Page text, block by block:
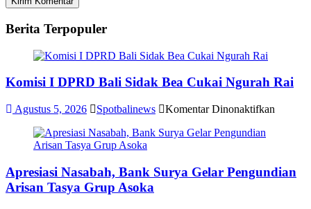
Berita Terpopuler
Komisi I DPRD Bali Sidak Bea Cukai Ngurah Rai
Agustus 5, 2026 Spotbalinews Komentar Dinonaktifkan
Sidak
Apresiasi Nasabah, Bank Surya Gelar Pengundian
Arisan Tasya Grup Asoka